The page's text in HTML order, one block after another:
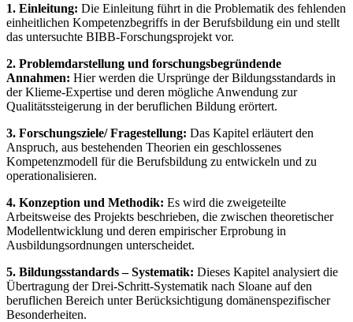
1. Einleitung: Die Einleitung führt in die Problematik des fehlenden
einheitlichen Kompetenzbegriffs in der Berufsbildung ein und stellt
das untersuchte BIBB-Forschungsprojekt vor.
2. Problemdarstellung und forschungsbegründende
Annahmen: Hier werden die Ursprünge der Bildungsstandards in
der Klieme-Expertise und deren mögliche Anwendung zur
Qualitätssteigerung in der beruflichen Bildung erörtert.
3. Forschungsziele/ Fragestellung: Das Kapitel erläutert den
Anspruch, aus bestehenden Theorien ein geschlossenes
Kompetenzmodell für die Berufsbildung zu entwickeln und zu
operationalisieren.
4. Konzeption und Methodik: Es wird die zweigeteilte
Arbeitsweise des Projekts beschrieben, die zwischen theoretischer
Modellentwicklung und deren empirischer Erprobung in
Ausbildungsordnungen unterscheidet.
5. Bildungsstandards – Systematik: Dieses Kapitel analysiert die
Übertragung der Drei-Schritt-Systematik nach Sloane auf den
beruflichen Bereich unter Berücksichtigung domänenspezifischer
Besonderheiten.